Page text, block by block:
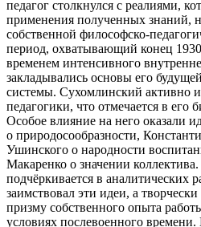
педагог столкнулся с реалиями,
применения полученных знаний,
собственной философско-
период, охватывающий конец
временем интенсивного
закладывались основы его
системы. Сухомлинский активно
педагогики, что отмечается в его
Особое влияние на него оказали
о природосообразности,
Ушинского о народности
Макаренко о значении
подчёркивается в аналитических
заимствовал эти идеи, а
призму собственного опыта
условиях послевоенного